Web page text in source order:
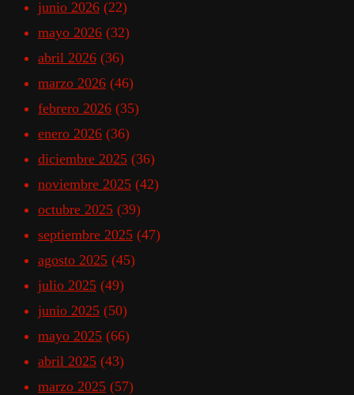
junio 2026 (22)
mayo 2026 (32)
abril 2026 (36)
marzo 2026 (46)
febrero 2026 (35)
enero 2026 (36)
diciembre 2025 (36)
noviembre 2025 (42)
octubre 2025 (39)
septiembre 2025 (47)
agosto 2025 (45)
julio 2025 (49)
junio 2025 (50)
mayo 2025 (66)
abril 2025 (43)
marzo 2025 (57)